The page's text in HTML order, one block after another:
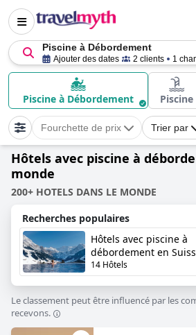
Piscine à Débordement
Ajouter des dates 2 clients 1
Piscine à Débordement Piscine
Fourchette de prix Trier par
Hôtels avec piscine à
monde
200+ HOTELS DANS LE MONDE
Recherches populaires
Hôtels avec piscine à
débordement en
14 Hôtels
Le classement peut être influencé par les
recevons.